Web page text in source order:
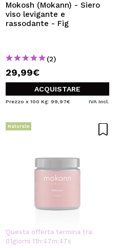
Mokosh (Mokann) - Siero
viso levigante e
rassodante - Fig
(2)
29,99€
ACQUISTARE
Prezzo x 100 Kg: 99,97€ IVA Incl.
Naturale
Questa offerta termina tra:
01giorni 11 h:47m:46s